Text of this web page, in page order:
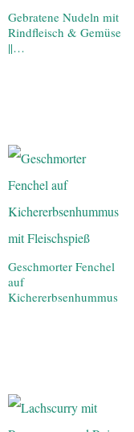
Gebratene Nudeln mit
Rindfleisch & Gemüse
||…
Geschmorter Fenchel
auf
Kichererbsenhummus